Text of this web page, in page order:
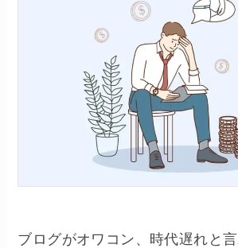
ブログがオワコン、時代遅れと